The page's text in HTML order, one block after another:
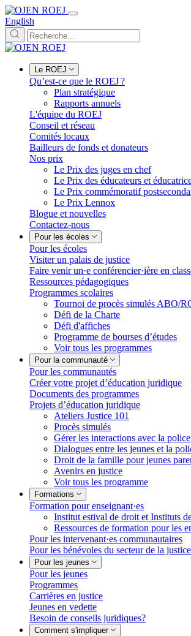
English
Le ROEJ
Qu’est-ce que le ROEJ ?
Plan stratégique
Rapports annuels
L'équipe du ROEJ
Conseil et réseau
Comités locaux
Bailleurs de fonds et donateurs
Nos prix
Le Prix des juges en chef
Le Prix des éducateurs et
Le Prix commémoratif
Le Prix Lennox
Blogue et nouvelles
Contactez-nous
Pour les écoles
Pour les écoles
Visiter un palais de justice
Faire venir un·e conférencier·ière en
Ressources pédagogiques
Programmes scolaires
Tournoi de procès simulés ABO/
Défi de la Charte
Défi d'affiches
Programme de bourses d’études
Voir tous les programmes
Pour la communauté
Pour les communautés
Créer votre projet d’éducation juridique
Documents des programmes
Projets d’éducation juridique
Ateliers Justice 101
Procès simulés
Gérer les interactions avec la police
Dialogues entre les jeunes et la
Droit de la famille pour jeunes
Avenirs en justice
Voir tous les programme
Formations
Formation pour enseignant·es
Institut estival de droit et Instituts
Ressources de formation pour les
Pour les intervenant·es communautaires
Pour les bénévoles du secteur de la justice
Pour les jeunes
Pour les jeunes
Programmes
Carrières en justice
Jeunes en vedette
Besoin de conseils juridiques?
Comment s'impliquer